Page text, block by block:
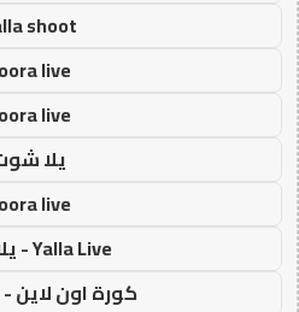
shoot
live
live
يلا
live
Yalla Live - يلا لايف
كورة اون لاين - koora onl